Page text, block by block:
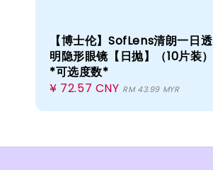
【博士伦】SofLens清朗一日透
明隐形眼镜【日抛】（10片装）
*可选度数*
Regular
¥ 72.57 CNY RM 43.99 MYR